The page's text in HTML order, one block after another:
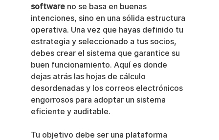
software no se basa en buenas
intenciones, sino en una sólida estructura
operativa. Una vez que hayas definido tu
estrategia y seleccionado a tus socios,
debes crear el sistema que garantice su
buen funcionamiento. Aquí es donde
dejas atrás las hojas de cálculo
desordenadas y los correos electrónicos
engorrosos para adoptar un sistema
eficiente y auditable.
Tu objetivo debe ser una plataforma